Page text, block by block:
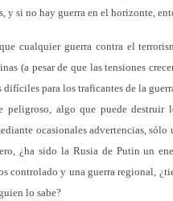
y si no hay guerra en el horizonte,
cualquier guerra contra el
(a pesar de que las tensiones
para los traficantes de la
peligroso, algo que puede destruir
ocasionales advertencias, sólo
¿ha sido la Rusia de Putin un
controlado y una guerra regional,
lo sabe?